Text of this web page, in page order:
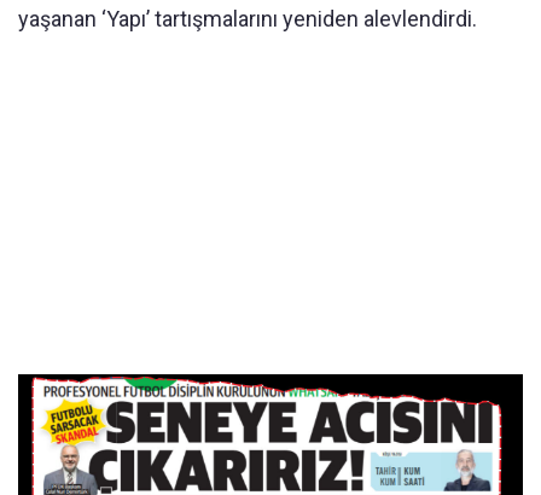
yaşanan ‘Yapı’ tartışmalarını yeniden alevlendirdi.